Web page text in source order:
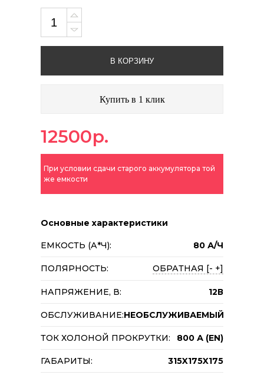
В КОРЗИНУ
Купить в 1 клик
12500р.
При условии сдачи старого аккумулятора той
же емкости
Основные характеристики
ЕМКОСТЬ (А*Ч): 80 А/Ч
ПОЛЯРНОСТЬ: ОБРАТНАЯ [- +]
НАПРЯЖЕНИЕ, В: 12В
ОБСЛУЖИВАНИЕ:НЕОБСЛУЖИВАЕМЫЙ
ТОК ХОЛОНОЙ ПРОКРУТКИ: 800 А (EN)
ГАБАРИТЫ: 315X175X175